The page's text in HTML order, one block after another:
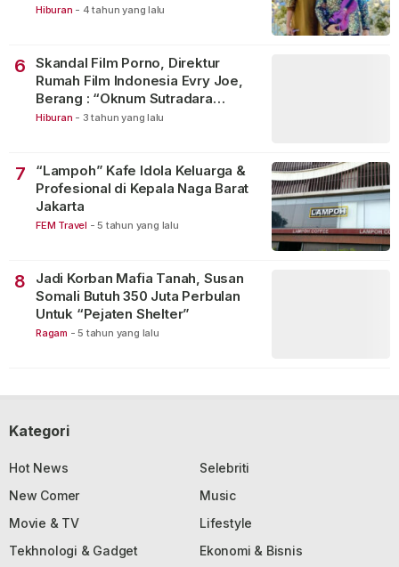
Hiburan - 4 tahun yang lalu
6
Skandal Film Porno, Direktur
Rumah Film Indonesia Evry Joe,
Berang : “Oknum Sutradara
Merusak Perfilman Indonesia”!
Hiburan - 3 tahun yang lalu
7
“Lampoh” Kafe Idola Keluarga &
Profesional di Kepala Naga Barat
Jakarta
FEM Travel - 5 tahun yang lalu
8
Jadi Korban Mafia Tanah, Susan
Somali Butuh 350 Juta Perbulan
Untuk “Pejaten Shelter”
Ragam - 5 tahun yang lalu
Kategori
Hot News
Selebriti
New Comer
Music
Movie & TV
Lifestyle
Tekhnologi & Gadget
Ekonomi & Bisnis